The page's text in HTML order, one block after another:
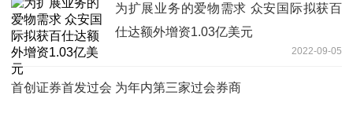
为扩展业务的爱物需求 众安国际拟获百
仕达额外增资1.03亿美元
2022-09-05
首创证券首发过会 为年内第三家过会券商